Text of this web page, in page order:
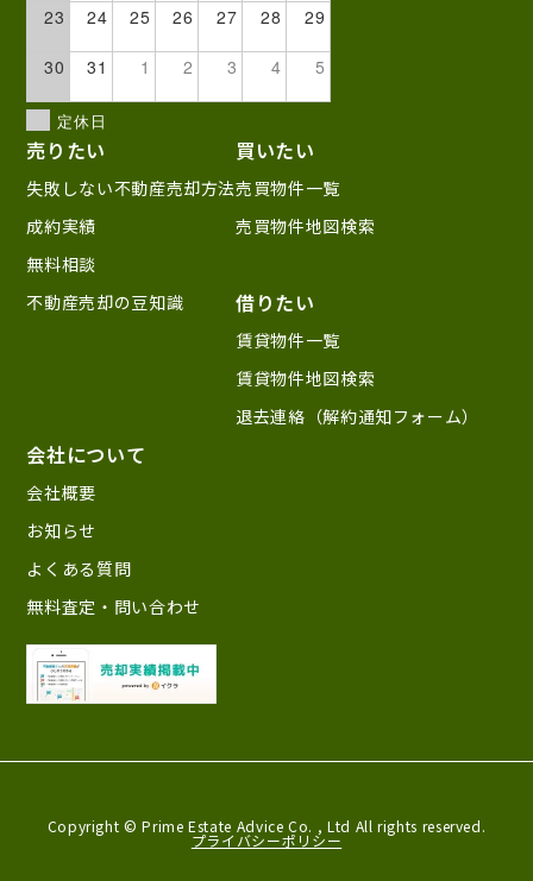
23 24 25 26 27 28 29
30 31 1 2 3 4 5
定休日
売りたい
失敗しない不動産売却方法
成約実績
無料相談
不動産売却の豆知識
買いたい
売買物件一覧
売買物件地図検索
借りたい
賃貸物件一覧
賃貸物件地図検索
退去連絡（解約通知フォーム）
会社について
会社概要
お知らせ
よくある質問
無料査定・問い合わせ
Copyright © Prime Estate Advice Co. , Ltd All rights reserved.
プライバシーポリシー